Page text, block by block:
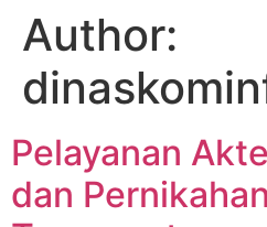
Author:
Pelayanan
dan